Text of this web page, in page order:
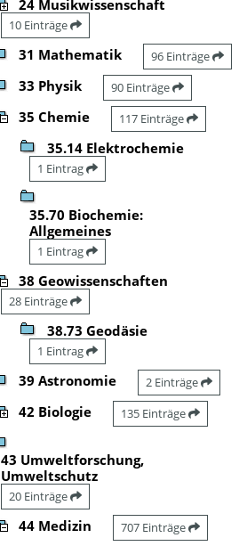
24 Musikwissenschaft
10 Einträge
31 Mathematik 96 Einträge
33 Physik 90 Einträge
35 Chemie 117 Einträge
35.14 Elektrochemie
1 Eintrag
35.70 Biochemie:
Allgemeines
1 Eintrag
38 Geowissenschaften
28 Einträge
38.73 Geodäsie
1 Eintrag
39 Astronomie 2 Einträge
42 Biologie 135 Einträge
43 Umweltforschung,
Umweltschutz
20 Einträge
44 Medizin 707 Einträge